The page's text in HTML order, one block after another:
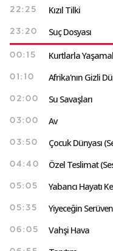
22:25 Kızıl Tilki
23:20 Suç Dosyası
00:15 Kurtlarla
01:10 Afrika'nın Gizli
02:00 Su Savaşları
03:00 Av
03:50 Çocuk Dünyası
04:40 Özel Teslimat
05:05 Yabancı Hayatı
05:35 Yiyeceğin
06:05 Vahşi Hava